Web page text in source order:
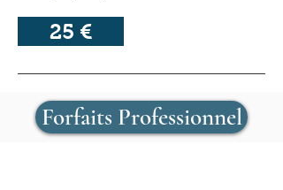
25 €
Forfaits Professionnel